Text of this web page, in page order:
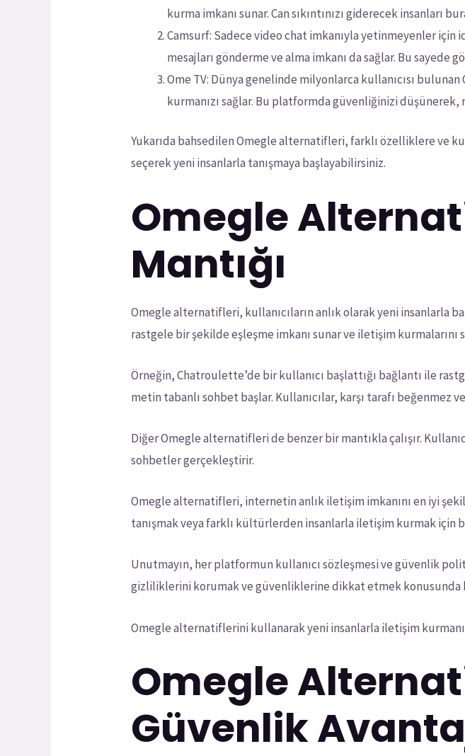
kurma imkanı sunar. Can sıkıntınızı giderecek insanları
Camsurf: Sadece video chat imkanıyla yetinmeyenler için
mesajları gönderme ve alma imkanı da sağlar. Bu sayede
Ome TV: Dünya genelinde milyonlarca kullanıcısı bulunan
kurmanızı sağlar. Bu platformda güvenliğinizi
Yukarıda bahsedilen Omegle alternatifleri, farklı özelliklere ve
seçerek yeni insanlarla tanışmaya başlayabilirsiniz.
Omegle
Mantığı
Omegle alternatifleri, kullanıcıların anlık olarak yeni insanlarla
rastgele bir şekilde eşleşme imkanı sunar ve iletişim kurmalarını
Örneğin, Chatroulette’de bir kullanıcı başlattığı bağlantı ile
metin tabanlı sohbet başlar. Kullanıcılar, karşı tarafı
Diğer Omegle alternatifleri de benzer bir mantıkla çalışır.
sohbetler gerçekleştirir.
Omegle alternatifleri, internetin anlık iletişim imkanını en iyi
tanışmak veya farklı kültürlerden insanlarla iletişim kurmak için
Unutmayın, her platformun kullanıcı sözleşmesi ve güvenlik
gizliliklerini korumak ve güvenliklerine dikkat etmek konusunda
Omegle alternatiflerini kullanarak yeni insanlarla iletişim
Omegle
Güvenlik